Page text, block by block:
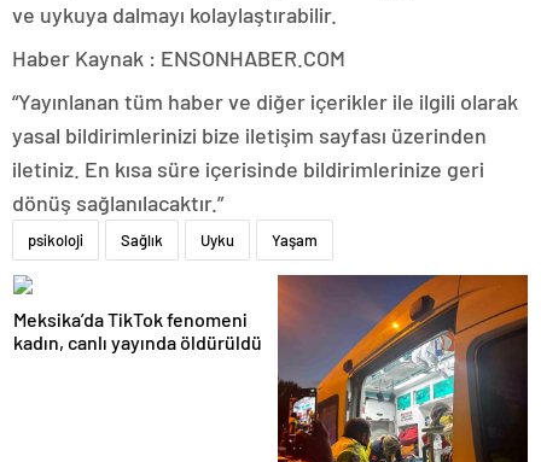
ve uykuya dalmayı kolaylaştırabilir.
Haber Kaynak : ENSONHABER.COM
“Yayınlanan tüm haber ve diğer içerikler ile ilgili olarak
yasal bildirimlerinizi bize iletişim sayfası üzerinden
iletiniz. En kısa süre içerisinde bildirimlerinize geri
dönüş sağlanılacaktır.”
psikoloji Sağlık Uyku Yaşam
Meksika’da TikTok fenomeni
kadın, canlı yayında öldürüldü